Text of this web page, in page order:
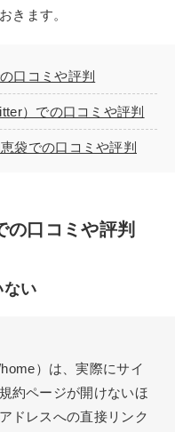
きます。
口コミや評判
）での口コミや評判
袋での口コミや評判
口コミや評判
ない
）は、実際にサイ
約ページが開けないほ
ドレスへの直接リンク